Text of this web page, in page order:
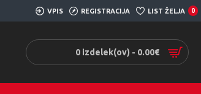
VPIS REGISTRACIJA LIST ŽELJA 0
0 izdelek(ov) - 0.00€